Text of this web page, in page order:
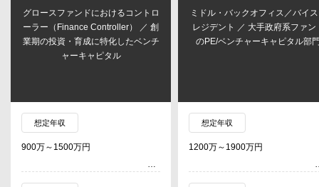
グロースファンドにおけるコントロ
ーラー（Finance Controller） ／ 創
業期の投資・育成に特化したベンチ
ャーキャピタル
想定年収
900万～1500万円
ミドル・バックオフィス／バイ
レジデント ／ 大手政府系ファン
のPE/ベンチャーキャピタル部
想定年収
1200万～1900万円